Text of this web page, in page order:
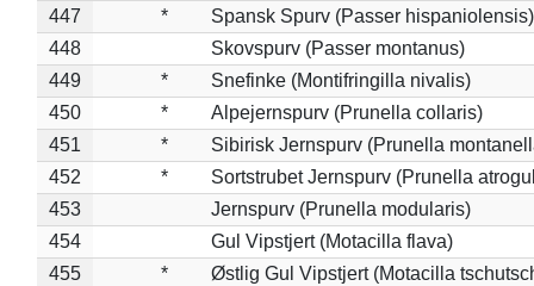
447
*
Spansk Spurv (Passer hispaniolensis)
448
Skovspurv (Passer montanus)
449
*
Snefinke (Montifringilla nivalis)
450
*
Alpejernspurv (Prunella collaris)
451
*
Sibirisk Jernspurv (Prunella
452
*
Sortstrubet Jernspurv (Prunella
453
Jernspurv (Prunella modularis)
454
Gul Vipstjert (Motacilla flava)
455
*
Østlig Gul Vipstjert (Motacilla